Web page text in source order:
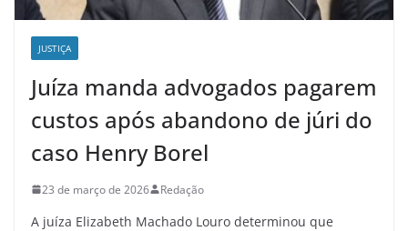
JUSTIÇA
Juíza manda advogados pagarem
custos após abandono de júri do
caso Henry Borel
23 de março de 2026 Redação
A juíza Elizabeth Machado Louro determinou que